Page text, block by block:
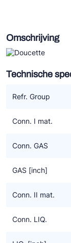
REFFLEX®
Johnson
Doucette
Omschrijving
Technische
Refr. Group
Conn. I mat.
Conn. GAS
GAS [inch]
Conn. II mat.
Conn. LIQ.